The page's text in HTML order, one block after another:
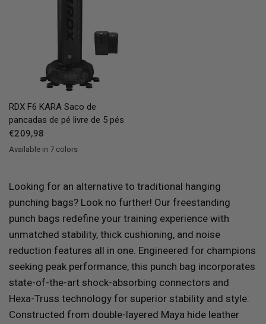
QUICK VIEW
RDX F6 KARA Saco de
pancadas de pé livre de 5 pés
€209,98
Available in 7 colors
Looking for an alternative to traditional hanging
punching bags? Look no further! Our freestanding
punch bags redefine your training experience with
unmatched stability, thick cushioning, and noise
reduction features all in one. Engineered for champions
seeking peak performance, this punch bag incorporates
state-of-the-art shock-absorbing connectors and
Hexa-Truss technology for superior stability and style.
Constructed from double-layered Maya hide leather